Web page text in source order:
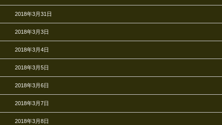
2018年3月31日
2018年3月3日
2018年3月4日
2018年3月5日
2018年3月6日
2018年3月7日
2018年3月8日